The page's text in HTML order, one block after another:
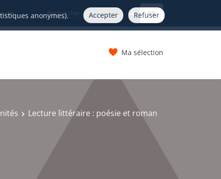
anonymes). Accepter Refuser
FR
Ma sélection
Lecture littéraire : poésie et roman